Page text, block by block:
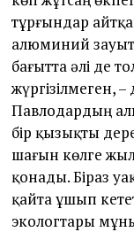
тұрғындар
алюминий
бағытта әлі де
жүргізілмеген,
Павлодардың
бір қызықты
шағын көлге
қонады. Біраз
қайта ұшып
экологтары